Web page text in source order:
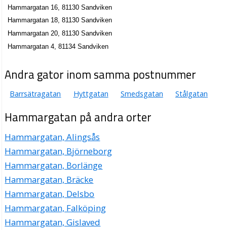
Hammargatan 16, 81130 Sandviken
Hammargatan 18, 81130 Sandviken
Hammargatan 20, 81130 Sandviken
Hammargatan 4, 81134 Sandviken
Andra gator inom samma postnummer
Barrsätragatan Hyttgatan Smedsgatan Stålgatan
Hammargatan på andra orter
Hammargatan, Alingsås
Hammargatan, Björneborg
Hammargatan, Borlänge
Hammargatan, Bräcke
Hammargatan, Delsbo
Hammargatan, Falköping
Hammargatan, Gislaved